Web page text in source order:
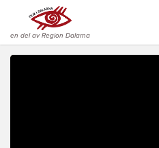
en del av Region Dalarna